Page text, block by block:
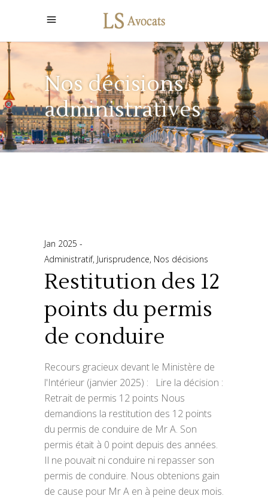
Nos décisions
administratives
Jan 2025
Administratif, Jurisprudence, Nos décisions
Restitution des 12
points du permis
de conduire
Recours gracieux devant le Ministère de
l'Intérieur (janvier 2025) : Lire la décision :
Retrait de permis 12 points Nous
demandions la restitution des 12 points
du permis de conduire de Mr A. Son
permis était à 0 point depuis des années.
Il ne pouvait ni conduire ni repasser son
permis de conduire. Nous obtenions gain
de cause pour Mr A en à peine deux mois.